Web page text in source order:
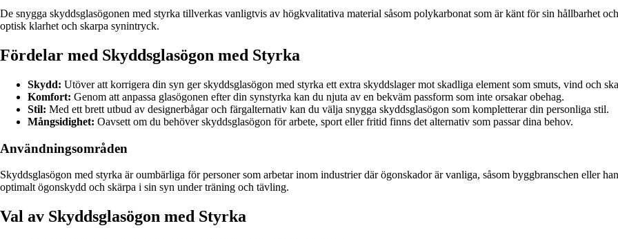
De snygga skyddsglasögonen med styrka tillverkas vanligtvis av högkvalitativa material såsom polykarbonat som är känt för sin hållbarhet
optisk klarhet och skarpa synintryck.
Fördelar med Skyddsglasögon med Styrka
Skydd: Utöver att korrigera din syn ger skyddsglasögon med styrka ett extra skyddslager mot skadliga element som smuts, vind och
Komfort: Genom att anpassa glasögonen efter din synstyrka kan du njuta av en bekväm passform som inte orsakar obehag.
Stil: Med ett brett utbud av designerbågar och färgalternativ kan du välja snygga skyddsglasögon som kompletterar din personliga stil.
Mångsidighet: Oavsett om du behöver skyddsglasögon för arbete, sport eller fritid finns det alternativ som passar dina behov.
Användningsområden
Skyddsglasögon med styrka är oumbärliga för personer som arbetar inom industrier där ögonskador är vanliga, såsom byggbranschen eller
optimalt ögonskydd och skärpa i sin syn under träning och tävling.
Val av Skyddsglasögon med Styrka